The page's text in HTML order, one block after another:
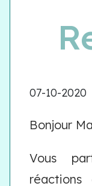
07-10-2020
Bonjour
Vous
réactions